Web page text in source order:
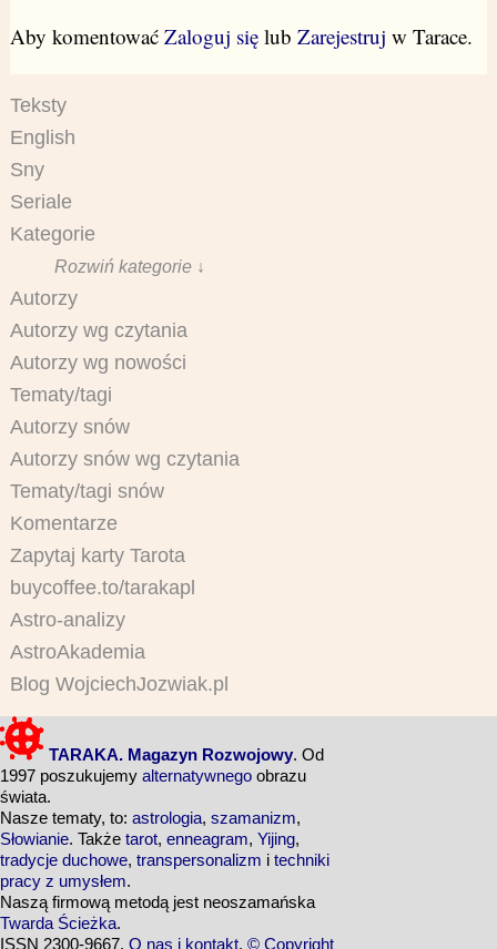
Aby komentować Zaloguj sięlub Zarejestruj w Tarace.
Teksty
English
Sny
Seriale
Kategorie
Rozwiń kategorie ↓
Autorzy
Autorzy wg czytania
Autorzy wg nowości
Tematy/tagi
Autorzy snów
Autorzy snów wg czytania
Tematy/tagi snów
Komentarze
Zapytaj karty Tarota
buycoffee.to/tarakapl
Astro-analizy
AstroAkademia
Blog WojciechJozwiak.pl
TARAKA. Magazyn Rozwojowy. Od
1997 poszukujemy alternatywnego obrazu
świata.
Nasze tematy, to: astrologia, szamanizm,
Słowianie. Także tarot, enneagram, Yijing,
tradycje duchowe, transpersonalizm i techniki
pracy z umysłem.
Naszą firmową metodą jest neoszamańska
Twarda Ścieżka.
ISSN 2300-9667. O nas i kontakt. © Copyright